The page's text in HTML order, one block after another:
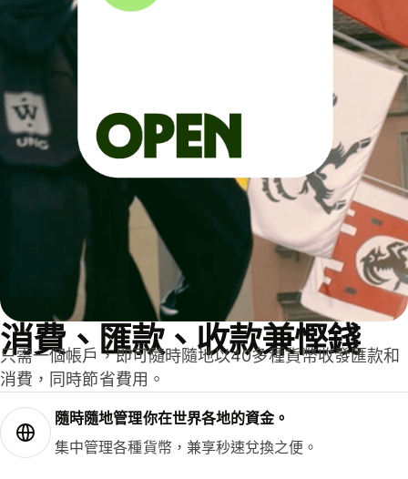
消費、匯款、收款兼慳錢
只需一個帳戶，即可隨時隨地以40多種貨幣收發匯款和
消費，同時節省費用。
隨時隨地管理你在世界各地的資金。
集中管理各種貨幣，兼享秒速兌換之便。